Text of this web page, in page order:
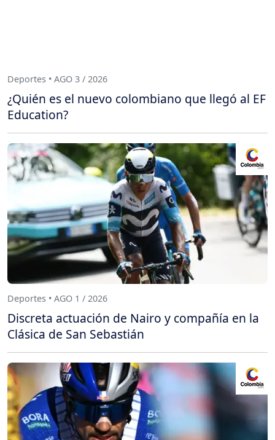
Deportes • AGO 3 / 2026
¿Quién es el nuevo colombiano que llegó al EF
Education?
Deportes • AGO 1 / 2026
Discreta actuación de Nairo y compañía en la
Clásica de San Sebastián